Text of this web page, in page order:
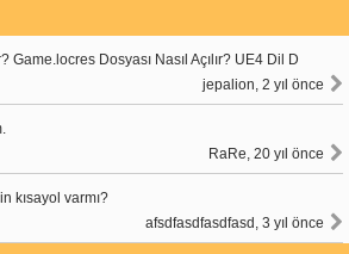
Game.locres Dosyası Nasıl Açılır? UE4 Dil D
jepalion, 2 yıl önce
RaRe, 20 yıl önce
kısayol varmı?
afsdfasdfasdfasd, 3 yıl önce